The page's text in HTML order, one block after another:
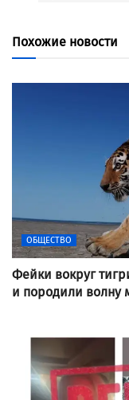
Похожие новости
ОБЩЕСТВО
Фейки вокруг
и породили волну